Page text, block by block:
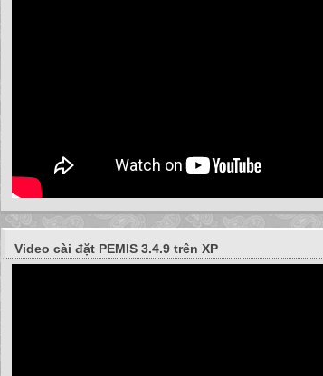
Video cài đặt PEMIS 3.4.9 trên XP